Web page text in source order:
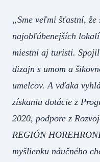
„Sme veľmi šťastní,
najobľúbenejších
miestni aj turisti.
dizajn s umom a
umelcov. A vďaka
získaniu dotácie z
2020, podpore z
REGIÓN
myšlienku náučného